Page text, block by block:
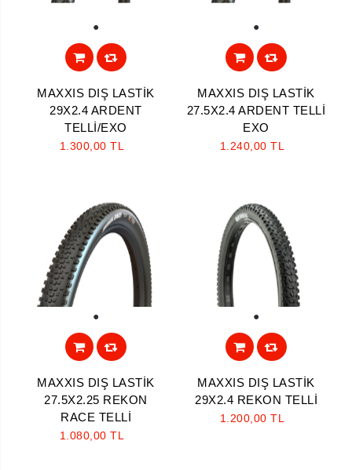
MAXXIS DIŞ LASTİK
29X2.4 ARDENT
TELLİ/EXO
1.300,00 TL
MAXXIS DIŞ LASTİK
27.5X2.4 ARDENT TELLİ
EXO
1.240,00 TL
MAXXIS DIŞ LASTİK
27.5X2.25 REKON
RACE TELLİ
1.080,00 TL
MAXXIS DIŞ LASTİK
29X2.4 REKON TELLİ
1.200,00 TL